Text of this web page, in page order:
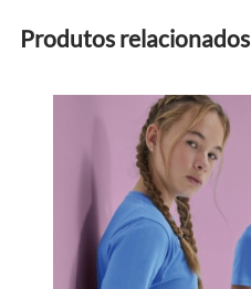
Produtos relacionados